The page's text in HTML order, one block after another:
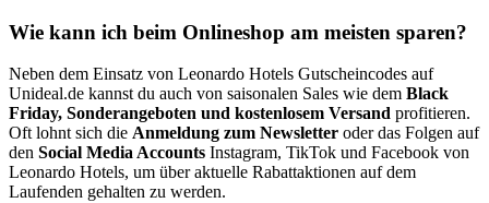
Wie kann ich beim Onlineshop am meisten sparen?
Neben dem Einsatz von Leonardo Hotels Gutscheincodes auf
Unideal.de kannst du auch von saisonalen Sales wie dem Black
Friday, Sonderangeboten und kostenlosem Versand profitieren.
Oft lohnt sich die Anmeldung zum Newsletter oder das Folgen auf
den Social Media Accounts Instagram, TikTok und Facebook von
Leonardo Hotels, um über aktuelle Rabattaktionen auf dem
Laufenden gehalten zu werden.